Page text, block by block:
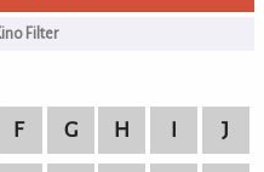
F G H I J